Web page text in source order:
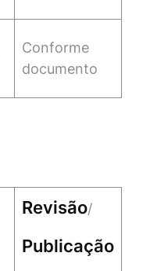
Conforme
documento
Revisão/
Publicação